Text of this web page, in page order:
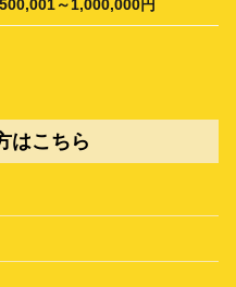
500,001～1,000,000円
はこちら